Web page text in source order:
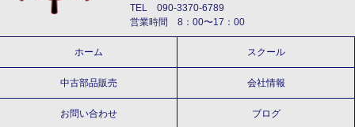
TEL 090-3370-6789
営業時間 8：00〜17：00
ホーム スクール
中古部品販売 会社情報
お問い合わせ ブログ